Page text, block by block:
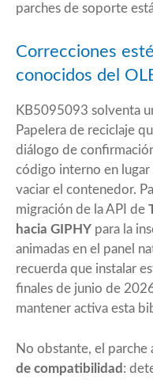
parches de soporte
Correcciones
conocidos del
KB5095093 solventa
Papelera de reciclaje
diálogo de
código interno en lugar
vaciar el contenedor.
migración de la API de
hacia GIPHY para la
animadas en el panel
recuerda que instalar
finales de junio de
mantener activa esta
No obstante, el parche
de compatibilidad :